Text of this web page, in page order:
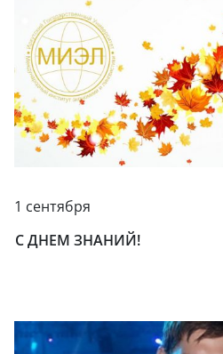
1 сентября
С ДНЕМ ЗНАНИЙ!